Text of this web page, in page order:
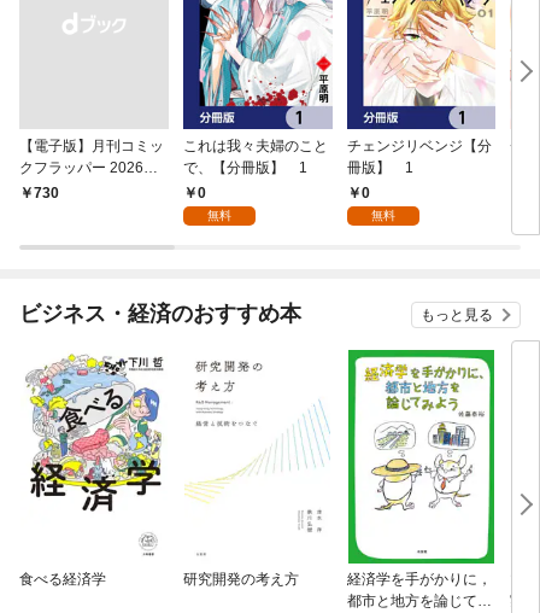
【電子版】月刊コミッ
クフラッパー 2026年9
月号
￥730
これは我々夫婦のこと
で、【分冊版】 1
0
無料
チェンジリベンジ【分
冊版】 1
0
無料
チ
ビジネス・経済のおすすめ本 もっと見る
食べる経済学 研究開発の考え方
経済学を手がかりに，
都市と地方を論じてみ
実